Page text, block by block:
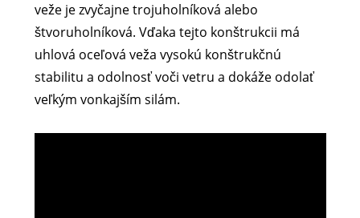
veže je zvyčajne trojuholníková alebo
štvoruholníková. Vďaka tejto konštrukcii má
uhlová oceľová veža vysokú konštrukčnú
stabilitu a odolnosť voči vetru a dokáže odolať
veľkým vonkajším silám.